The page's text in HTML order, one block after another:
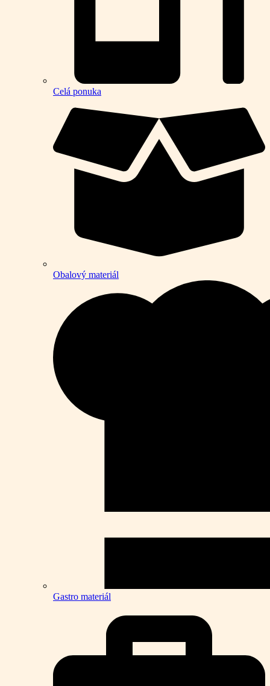
Celá ponuka
Obalový materiál
Gastro materiál